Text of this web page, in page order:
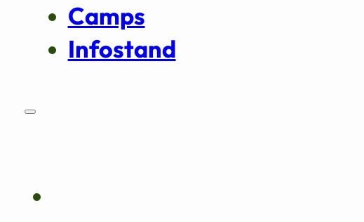
Camps
Infostand